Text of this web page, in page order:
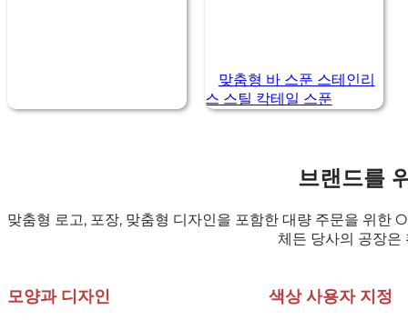
맞춤형 바 스푼 스테인리
스 스틸 칵테일 스푼
브랜드를
맞춤형 로고, 포장, 맞춤형 디자인을 포함한 대량 주문을 위한
체든 당사의 공장은
모양과 디자인 색상 사용자 지정